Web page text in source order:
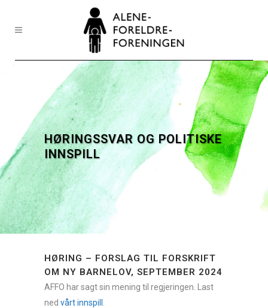
HØRINGSSVAR OG POLITISKE
INNSPILL
HØRING – FORSLAG TIL FORSKRIFT
OM NY BARNELOV, SEPTEMBER 2024
AFFO har sagt sin mening til regjeringen. Last
ned vårt innspill